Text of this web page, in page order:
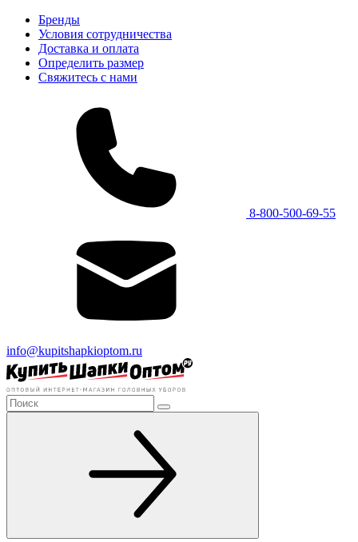
Бренды
Условия сотрудничества
Доставка и оплата
Определить размер
Свяжитесь с нами
8-800-500-69-55
info@kupitshapkioptom.ru